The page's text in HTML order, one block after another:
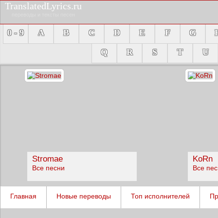
TranslatedLyrics.ru
0 - 9 A B C D E F G
Q
R S T U
Stromae
Все песни
KoRn
Все
Главная Новые переводы Топ исполнителей